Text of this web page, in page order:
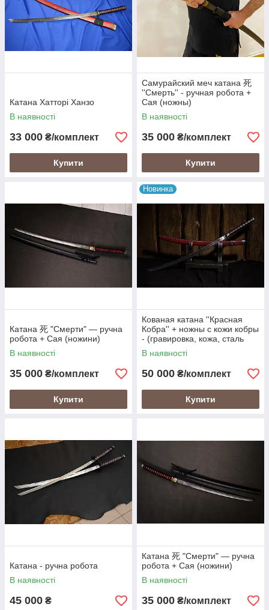
Катана Хатторі Ханзо
В наявності
33 000 ₴/комплект
Купити
Самурайский меч катана 死
''Смерть'' - ручная робота +
Сая (ножны)
В наявності
35 000 ₴/комплект
Купити
Катана 死 "Смерти" — ручна
робота + Сая (ножини)
В наявності
35 000 ₴/комплект
Купити
Новинка
Кованая катана ''Красная
Кобра'' + ножны с кожи кобры
- (гравировка, кожа, сталь
Г90)
В наявності
50 000 ₴/комплект
Купити
Катана - ручна робота
В наявності
45 000 ₴
Катана 死 "Смерти" — ручна
робота + Сая (ножини)
В наявності
35 000 ₴/комплект